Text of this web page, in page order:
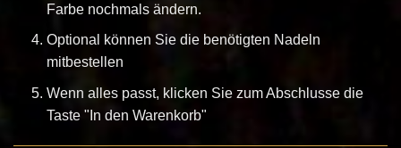
Farbe nochmals ändern.
Optional können Sie die benötigten Nadeln
mitbestellen
Wenn alles passt, klicken Sie zum Abschlusse die
Taste "In den Warenkorb"